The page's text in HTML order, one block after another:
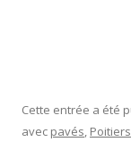
Cette entrée a été
avec pavés, Poitiers